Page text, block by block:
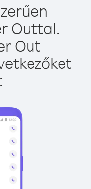
Outtal.
Out